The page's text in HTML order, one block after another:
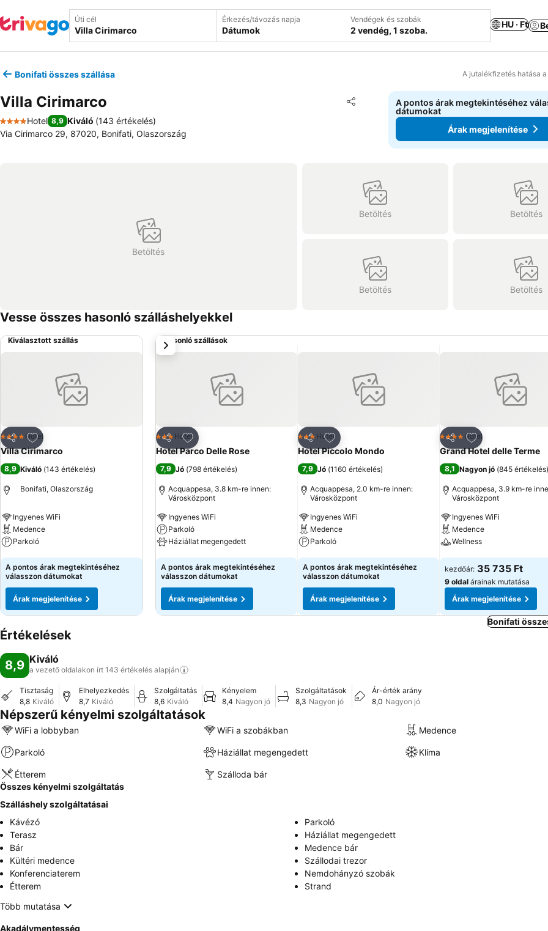
Úti cél Érkezés/távozás napja
Dátumok
Vendégek és szobák
2 vendég, 1 szoba.
HU · Ft
Bonifati összes szállása A jutalékfizetés hatása
Villa Cirimarco Megosztás
Hozzáadás a kedvencekhez
4 Kategória
Hotel 8,9 Kiváló (143 értékelés)
Via Cirimarco 29, 87020, Bonifati, Olaszország
A pontos árak megtekintéséhez
dátumokat
Árak megjelenítése
Betöltés
Betöltés Betöltés
Betöltés Betöltés
Vesse összes hasonló szálláshelyekkel
Kiválasztott szállás
Megosztás
Hozzáadás a kedvencekhez
4 Kategória
Hotel
Villa Cirimarco
8,9 Kiváló (143 értékelés)
Bonifati, Olaszország
Ingyenes WiFi
Medence
Parkoló
Árak megjelenítése
A pontos árak megtekintéséhez
válasszon dátumokat
Árak megjelenítése
Hasonló szállások
Megosztás
Hozzáadás a kedvencekhez
3 Kategória
Hotel
Hotel Parco Delle Rose
7,9 Jó (798 értékelés)
Acquappesa, 3.8 km-re innen:
Városközpont
Ingyenes WiFi
Parkoló
Háziállat megengedett
Árak megjelenítése
A pontos árak megtekintéséhez
válasszon dátumokat
Árak megjelenítése
Megosztás
Hozzáadás a kedvencekhez
3 Kategória
Hotel
Hotel Piccolo Mondo
7,9 Jó (1160 értékelés)
Acquappesa, 2.0 km-re innen:
Városközpont
Ingyenes WiFi
Medence
Parkoló
Árak megjelenítése
A pontos árak megtekintéséhez
válasszon dátumokat
Árak megjelenítése
Megosztás
Hozzáadás a
4 Kategória
Hotel
Grand Hotel delle Terme
8,1 Nagyon jó (845 értékelés)
Acquappesa, 3.9 km-re
Városközpont
Ingyenes WiFi
Medence
Wellness
Árak megjelenítése
kezdőár: 35 735 Ft
9 oldal árainak mutatása
Árak megjelenítése
következő
Bonifati
Értékelések
8,9 Kiváló
a vezető oldalakon írt 143 értékelés alapján
Tisztaság
8,8 Kiváló
Elhelyezkedés
8,7 Kiváló
Szolgáltatás
8,6 Kiváló
Kényelem
8,4 Nagyon jó
Szolgáltatások
8,3 Nagyon jó
Ár-érték arány
8,0 Nagyon jó
Népszerű kényelmi szolgáltatások
WiFi a lobbyban WiFi a szobákban Medence
Parkoló Háziállat megengedett Klíma
Étterem
Szálloda bár
Összes kényelmi szolgáltatás
Szálláshely szolgáltatásai
Kávézó
Parkoló
Terasz
Háziállat megengedett
Bár
Medence bár
Kültéri medence
Szállodai trezor
Konferenciaterem
Nemdohányzó szobák
Étterem
Strand
Több mutatása
Akadálymentesség